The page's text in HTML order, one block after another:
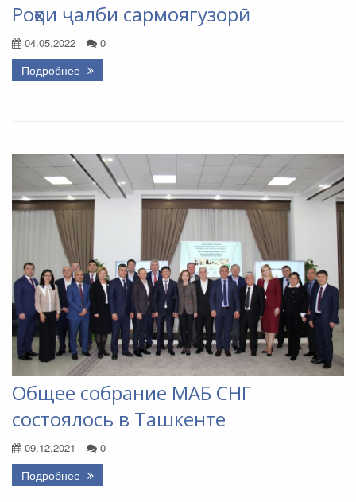
Роҳҳои ҷалби сармоягузорӣ
04.05.2022 0
Подробнее
Общее собрание МАБ СНГ
состоялось в Ташкенте
09.12.2021 0
Подробнее